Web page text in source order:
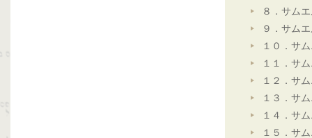
８．サム
９．サム
１０．サ
１１．サ
１２．サ
１３．サ
１４．サ
１５．サ